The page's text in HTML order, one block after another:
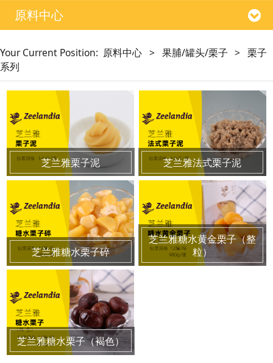
原料中心
Your Current Position: 原料中心 > 果脯/罐头/栗子 > 栗子
系列
芝兰雅栗子泥 芝兰雅法式栗子泥
芝兰雅糖水栗子碎
芝兰雅糖水黄金栗子（整
粒）
芝兰雅糖水栗子（褐色）